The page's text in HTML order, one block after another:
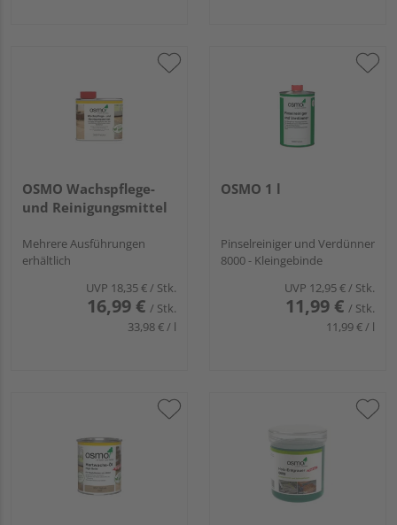
OSMO Wachspflege-
und Reinigungsmittel
Mehrere Ausführungen
erhältlich
UVP 18,35 €/ Stk.
16,99 € / Stk.
33,98 € / l
OSMO 1 l
Pinselreiniger und Verdünner
8000 - Kleingebinde
UVP 12,95 €/ Stk.
11,99 € / Stk.
11,99 € / l